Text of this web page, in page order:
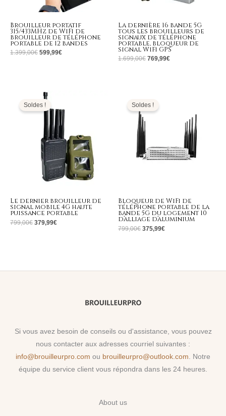
Brouilleur portatif
315/433MHz de WiFi de
brouilleur de téléphone
portable de 12 bandes
1.399,00€ 599,99€
La dernière 16 bande 5G
tous les brouilleurs de
signaux de téléphone
portable, bloqueur de
signal WiFi GPS
1.699,00€ 769,99€
Soldes !
Le dernier brouilleur de
signal mobile 4G haute
puissance portable
799,00€
prix
initial
était :
799,00€.
379,99€
est :
379,99€.
Soldes !
Bloqueur de WiFi de
téléphone portable de la
bande 5G du logement 10
d’alliage d’aluminium
799,00€
initial
était :
799,00€.
375,99€
Si vous avez besoin de conseils ou d'assistance, vous pouvez
nous contacter aux adresses courriel suivantes :
info@brouilleurpro.com ou brouilleurpro@outlook.com . Notre
équipe du service client vous répondra dans les 24 heures.
About us